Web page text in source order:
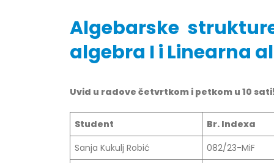
Algebarske
algebra I i Linearna
Uvid u radove četvrtkom i petkom u 10 sati!
Student Br. Indexa
Sanja Kukulj Robić
082/23-MiF
godine
Obavještenje za javnost 30.07.2026.
godine
24/07/
Prof.
22/07/